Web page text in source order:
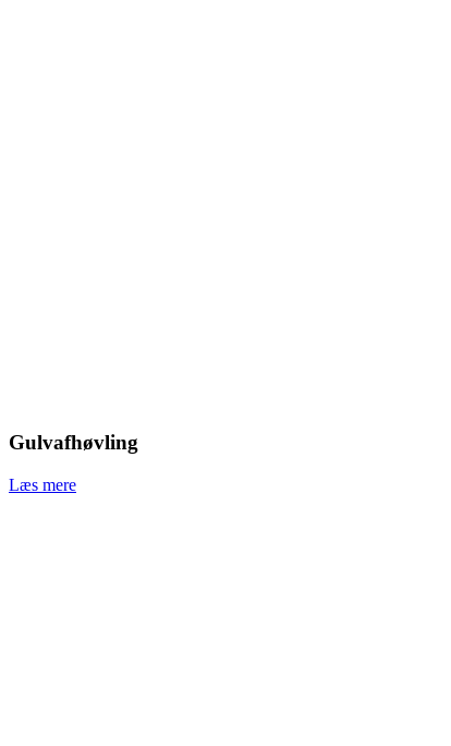
Gulvafhøvling
Læs mere